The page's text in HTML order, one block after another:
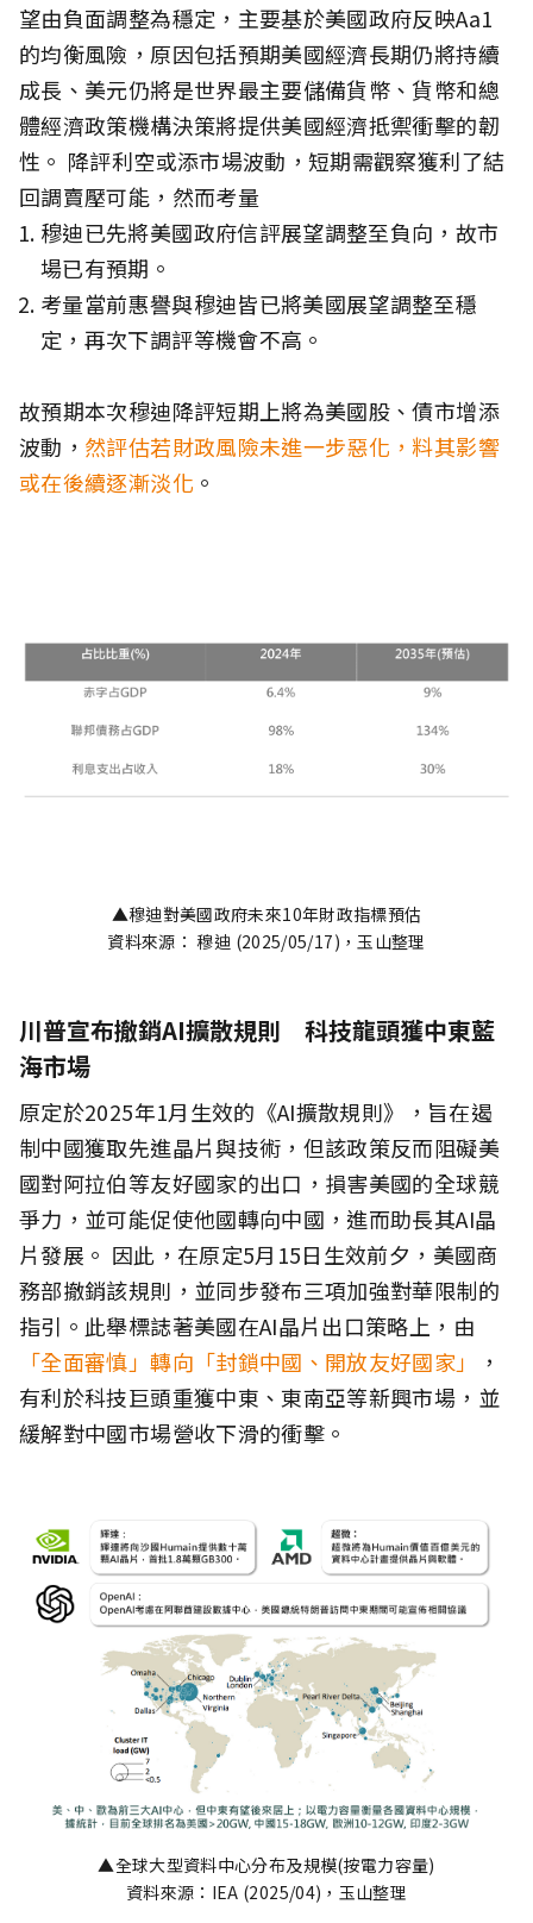
望由負面調整為穩定，主要基於美國政府反映Aa1
的均衡風險，原因包括預期美國經濟長期仍將持續
成長、美元仍將是世界最主要儲備貨幣、貨幣和總
體經濟政策機構決策將提供美國經濟抵禦衝擊的韌
性。 降評利空或添市場波動，短期需觀察獲利了結
回調賣壓可能，然而考量
穆迪已先將美國政府信評展望調整至負向，故市
場已有預期。
考量當前惠譽與穆迪皆已將美國展望調整至穩
定，再次下調評等機會不高。
故預期本次穆迪降評短期上將為美國股、債市增添
波動， 然評估若財政風險未進一步惡化，料其影響
或在後續逐漸淡化 。
▲穆迪對美國政府未來10年財政指標預估
資料來源： 穆迪 (2025/05/17)，玉山整理
川普宣布撤銷AI擴散規則 科技龍頭獲中東藍
海市場
原定於2025年1月生效的《AI擴散規則》，旨在遏
制中國獲取先進晶片與技術，但該政策反而阻礙美
國對阿拉伯等友好國家的出口，損害美國的全球競
爭力，並可能促使他國轉向中國，進而助長其AI晶
片發展。 因此，在原定5月15日生效前夕，美國商
務部撤銷該規則，並同步發布三項加強對華限制的
指引。此舉標誌著美國在AI晶片出口策略上，由
「全面審慎」轉向「封鎖中國、開放友好國家」
，
有利於科技巨頭重獲中東、東南亞等新興市場，並
緩解對中國市場營收下滑的衝擊。
▲全球大型資料中心分布及規模(按電力容量)
資料來源：IEA (2025/04)，玉山整理